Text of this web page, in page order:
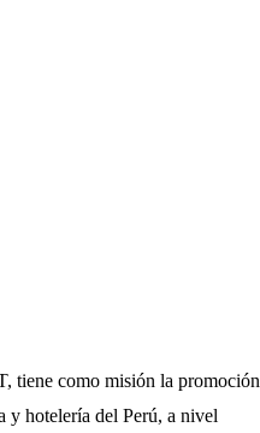
tiene como misión la promoción
y hotelería del Perú, a nivel